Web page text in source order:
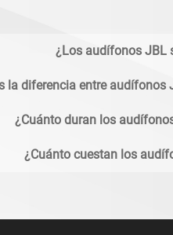
¿Los audífonos JBL
la diferencia entre
¿Cuánto duran los
¿Cuánto cuestan los